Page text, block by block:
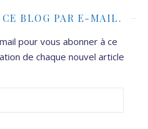
BLOG PAR E-MAIL.
pour vous abonner à ce
de chaque nouvel article